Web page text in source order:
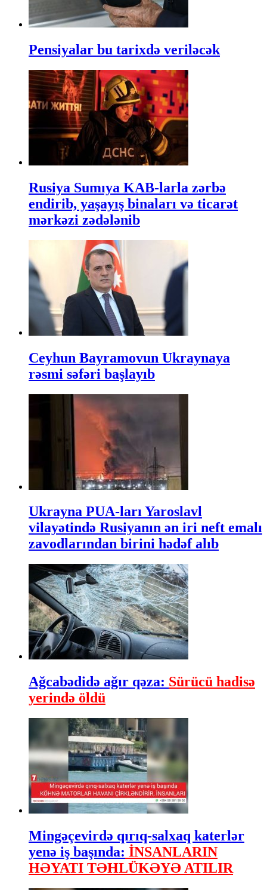
Pensiyalar bu tarixdə veriləcək
Rusiya Sumıya KAB-larla zərbə
endirib, yaşayış binaları və ticarət
mərkəzi zədələnib
Ceyhun Bayramovun Ukraynaya
rəsmi səfəri başlayıb
Ukrayna PUA-ları Yaroslavl
vilayətində Rusiyanın ən iri neft emalı
zavodlarından birini hədəf alıb
Ağcabədidə ağır qəza: Sürücü hadisə
yerində öldü
Mingəçevirdə qırıq-salxaq katerlər
yenə iş başında: İNSANLARIN
HƏYATI TƏHLÜKƏYƏ ATILIR